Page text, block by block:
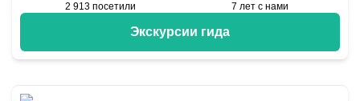
2 913 посетили 7 лет с нами
Экскурсии гида